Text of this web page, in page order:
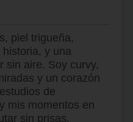
piel trigueña,
y una
sin aire. Soy curvy,
y un corazón
de
mis momentos en
sin prisas,